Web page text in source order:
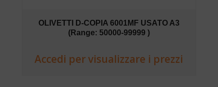
OLIVETTI D-COPIA 6001MF USATO A3
(Range: 50000-99999 )
Accedi per visualizzare i prezzi